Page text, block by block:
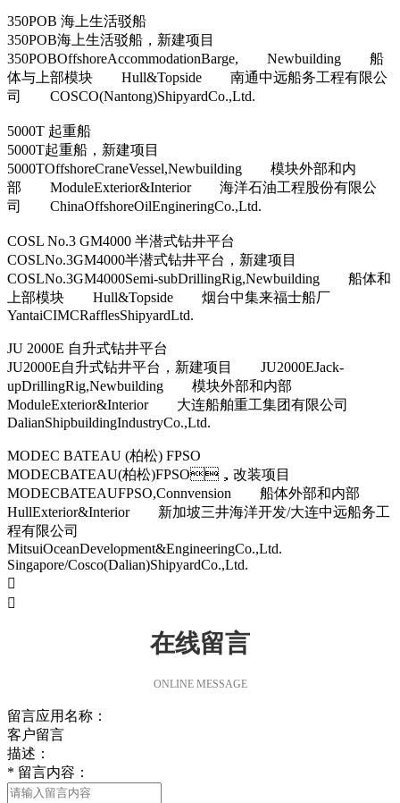
350POB 海上生活驳船
350POB海上生活驳船，新建项目
350POBOffshoreAccommodationBarge, Newbuilding 船
体与上部模块 Hull&Topside 南通中远船务工程有限公
司 COSCO(Nantong)ShipyardCo.,Ltd.
5000T 起重船
5000T起重船，新建项目
5000TOffshoreCraneVessel,Newbuilding 模块外部和内
部 ModuleExterior&Interior 海洋石油工程股份有限公
司 ChinaOffshoreOilEngineringCo.,Ltd.
COSL No.3 GM4000 半潜式钻井平台
COSLNo.3GM4000半潜式钻井平台，新建项目
COSLNo.3GM4000Semi-subDrillingRig,Newbuilding 船体和
上部模块 Hull&Topside 烟台中集来福士船厂
YantaiCIMCRafflesShipyardLtd.
JU 2000E 自升式钻井平台
JU2000E自升式钻井平台，新建项目 JU2000EJack-
upDrillingRig,Newbuilding 模块外部和内部
ModuleExterior&Interior 大连船舶重工集团有限公司
DalianShipbuildingIndustryCo.,Ltd.
MODEC BATEAU (柏松) FPSO
MODECBATEAU(柏松)FPSO，改装项目
MODECBATEAUFPSO,Connvension 船体外部和内部
HullExterior&Interior 新加坡三井海洋开发/大连中远船务工
程有限公司
MitsuiOceanDevelopment&EngineeringCo.,Ltd.
Singapore/Cosco(Dalian)ShipyardCo.,Ltd.


在线留言
ONLINE MESSAGE
留言应用名称：
客户留言
描述：
* 留言内容：